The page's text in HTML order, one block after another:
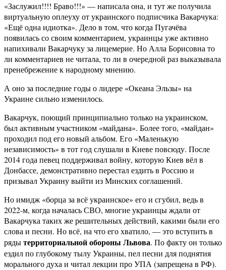
«Заслужил!!!! Браво!!!» — написала она, и тут же получила
виртуальную оплеуху от украинского подписчика Вакарчука:
«Ещё одна идиотка». Дело в том, что когда Пугачёва
появилась со своим комментарием, украинцы уже активно
напихивали Вакарчуку за лицемерие. Но Алла Борисовна то
ли комментариев не читала, то ли в очередной раз выказывала
пренебрежение к народному мнению.
А оно за последние годы о лидере «Океана Эльзы» на
Украине сильно изменилось.
Вакарчук, поющий принципиально только на украинском,
был активным участником «майдана». Более того, «майдан»
проходил под его новый альбом. Его «Маленькую
независимость» в тот год слушали в Киеве повсюду. После
2014 года певец поддерживал войну, которую Киев вёл в
Донбассе, демонстративно перестал ездить в Россию и
призывал Украину выйти из Минских соглашений.
Но имидж «борца за всё украинское» его и сгубил, ведь в
2022-м, когда началась СВО, многие украинцы ждали от
Вакарчука таких же решительных действий, какими были его
слова и песни. Но всё, на что его хватило, — это вступить в
рядытерриториальной обороны Львова. По факту он только
ездил по глубокому тылу Украины, пел песни для поднятия
морального духа и читал лекции про УПА (запрещена в РФ).